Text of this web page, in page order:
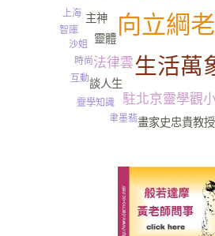
向立綱
生活萬
駐北京靈學觀
法律雲
靈體
畫家史忠貴教授
主神
談人生
上海
沙姐
聿墨翡
靈學知識
互動
時尚
智庫